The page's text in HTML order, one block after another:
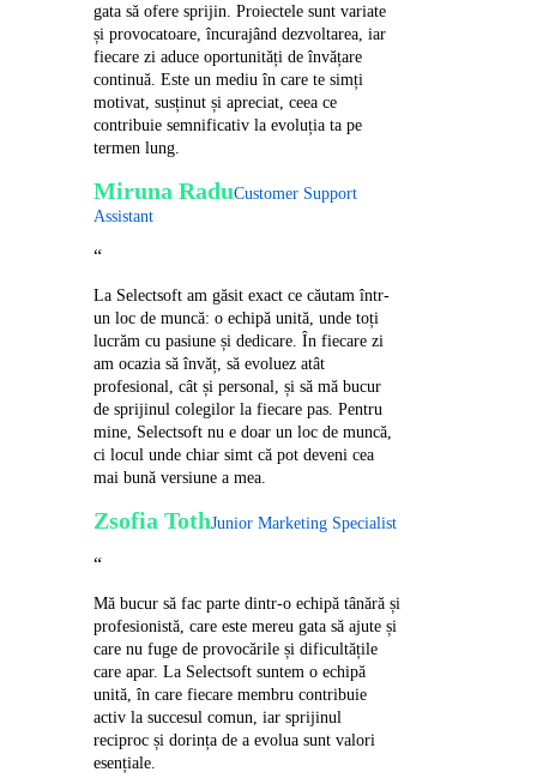
gata să ofere sprijin. Proiectele sunt variate
și provocatoare, încurajând dezvoltarea, iar
fiecare zi aduce oportunități de învățare
continuă. Este un mediu în care te simți
motivat, susținut și apreciat, ceea ce
contribuie semnificativ la evoluția ta pe
termen lung.
Miruna RaduCustomer Support
Assistant
“
La Selectsoft am găsit exact ce căutam într-
un loc de muncă: o echipă unită, unde toți
lucrăm cu pasiune și dedicare. În fiecare zi
am ocazia să învăț, să evoluez atât
profesional, cât și personal, și să mă bucur
de sprijinul colegilor la fiecare pas. Pentru
mine, Selectsoft nu e doar un loc de muncă,
ci locul unde chiar simt că pot deveni cea
mai bună versiune a mea.
Zsofia TothJunior Marketing Specialist
“
Mă bucur să fac parte dintr-o echipă tânără și
profesionistă, care este mereu gata să ajute și
care nu fuge de provocările și dificultățile
care apar. La Selectsoft suntem o echipă
unită, în care fiecare membru contribuie
activ la succesul comun, iar sprijinul
reciproc și dorința de a evolua sunt valori
esențiale.